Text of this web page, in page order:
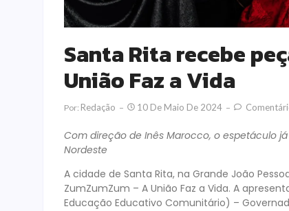
Santa Rita recebe
União Faz a Vida
Por: Redação 10 De Maio De 2024
Com direção de Inês Marocco, o espetáculo
Nordeste
A cidade de Santa Rita, na Grande João
ZumZumZum – A União Faz a Vida. A
Educação Educativo Comunitário) –